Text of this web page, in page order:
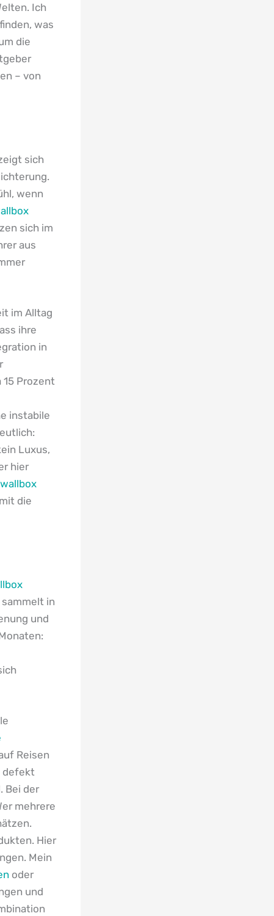
Ich
was
die
– von
sich
wenn
sich im
aus
im Alltag
ihre
in
Prozent
instabile
Luxus,
hier
die
sammelt in
und
Reisen
defekt
Bei der
mehrere
Hier
Mein
oder
und